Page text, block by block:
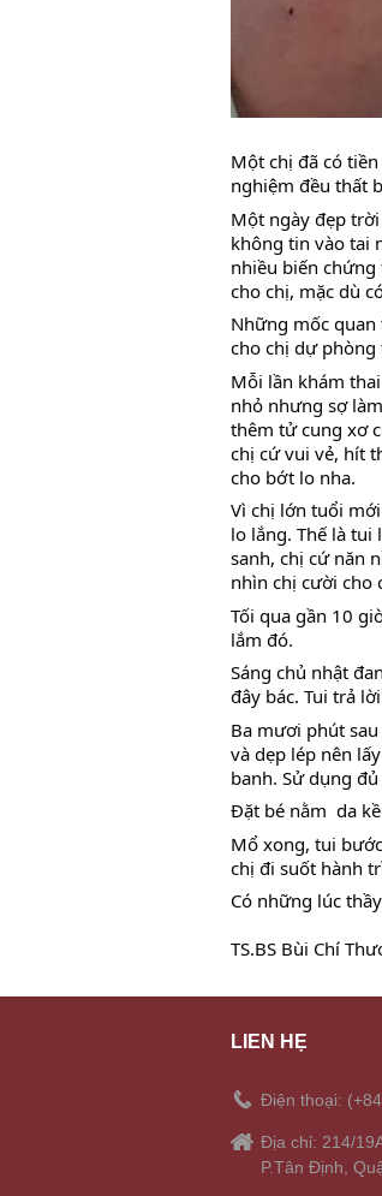
Một chị đã có
nghiệm đều thất
Một ngày đẹp
không tin vào tai
nhiều biến
cho chị, mặc dù
Những mốc
cho chị dự phòng
Mỗi lần khám
nhỏ nhưng sợ
thêm tử cung xơ
chị cứ vui vẻ, hít
cho bớt lo nha.
Vì chị lớn tuổi
lo lắng. Thế là tui
sanh, chị cứ năn
nhìn chị cười cho
Tối qua gần 10
lắm đó.
Sáng chủ nhật
đây bác. Tui trả
Ba mươi phút
và dẹp lép nên
banh. Sử dụng
Đặt bé nằm  da
Mổ xong, tui
chị đi suốt hành
Có những lúc
TS.BS Bùi Chí
LIÊN HỆ
Điện thoại:
Địa chỉ: 214/
P.Tân Định,